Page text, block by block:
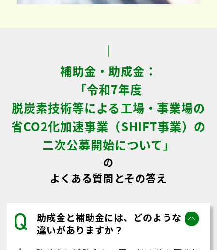
補助金・助成金：
「令和7年度
脱炭素技術等による工場・事業場の
省CO2化加速事業（SHIFT事業）の
二次公募開始について」
の
よくある質問とその答え
Q
助成金と補助金には、どのような
違いがありますか？